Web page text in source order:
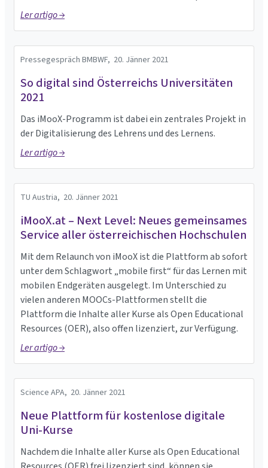
Ler artigo →
Pressegespräch BMBWF, 20. Jänner 2021
So digital sind Österreichs Universitäten
2021
Das iMooX-Programm ist dabei ein zentrales Projekt in
der Digitalisierung des Lehrens und des Lernens.
Ler artigo →
TU Austria, 20. Jänner 2021
iMooX.at – Next Level: Neues gemeinsames
Service aller österreichischen Hochschulen
Mit dem Relaunch von iMooX ist die Plattform ab sofort
unter dem Schlagwort „mobile first“ für das Lernen mit
mobilen Endgeräten ausgelegt. Im Unterschied zu
vielen anderen MOOCs-Plattformen stellt die
Plattform die Inhalte aller Kurse als Open Educational
Resources (OER), also offen lizenziert, zur Verfügung.
Ler artigo →
Science APA, 20. Jänner 2021
Neue Plattform für kostenlose digitale
Uni-Kurse
Nachdem die Inhalte aller Kurse als Open Educational